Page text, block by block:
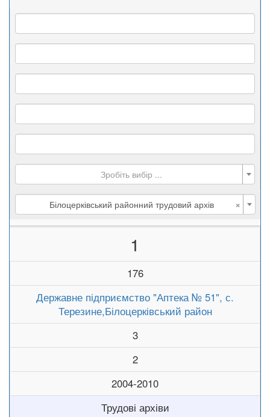
Зробіть вибір ...
×
Білоцерківський районний трудовий архів
1
176
Державне підприємство "Аптека № 51", с.
Терезине,Білоцерківський район
3
2
2004-2010
Трудові архіви